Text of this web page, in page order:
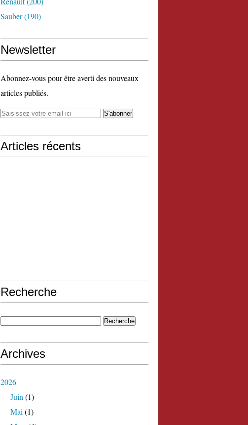
Sauber(190)
Newsletter
Abonnez-vous pour être averti des nouveaux
articles publiés.
Articles récents
Recherche
Archives
2026
Juin (1)
Mai (1)